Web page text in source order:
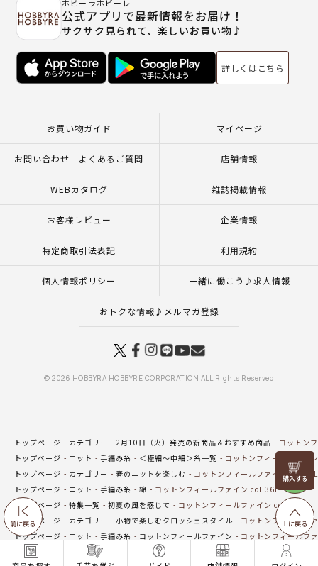
前に戻る
リリヤン
フェア
上に戻る
ホビーラホビーレ
公式アプリで最新情報をお届け！
サクサク見られて、楽しいお買い物♪
詳しくはこちら
お買い物ガイド マイページ
お問い合わせ - よくあるご質問 店舗情報
WEBカタログ 雑誌掲載情報
お客様レビュー 企業情報
特定商取引法表記 利用規約
個人情報ポリシー 一緒に働こう♪求人情報
おトクな情報♪メルマガ登録
© 2026 HOBBYRA HOBBYRE CORPORATION ALL Rights Reserved
トップページ カテゴリー 2月10日（火）発売の新商品＆おすすめ商品
コットン
トップページ
ニット 手編み糸 ＜極細～中細＞糸一覧
コットンフィールファイ
トップページ
カテゴリー 春のニットを楽しむ
コットンフィールファイン col.36L
トップページ
ニット 手編み糸 綿
コットンフィールファイン col.36L
トップページ
特集一覧 初夏の風を感じて
コットンフィールファイン col.36L
トップページ
カテゴリー 小物で楽しむクロッシェスタイル
コットンフィールフ
トップページ
ニット 手編み糸 コットンフィールファイン
コットンフィールフ
トップページ
ニット 手編み糸 春夏毛糸一覧 コットンフィールファイン